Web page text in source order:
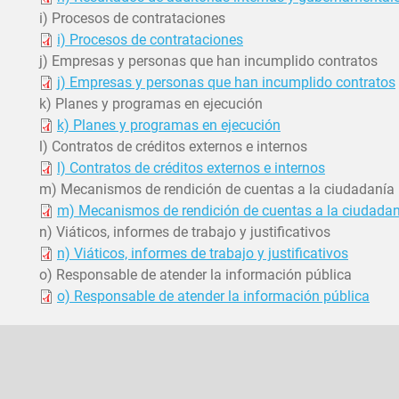
i) Procesos de contrataciones
i) Procesos de contrataciones
j) Empresas y personas que han incumplido contratos
j) Empresas y personas que han incumplido contratos
k) Planes y programas en ejecución
k) Planes y programas en ejecución
l) Contratos de créditos externos e internos
l) Contratos de créditos externos e internos
m) Mecanismos de rendición de cuentas a la ciudadanía
m) Mecanismos de rendición de cuentas a la
n) Viáticos, informes de trabajo y justificativos
n) Viáticos, informes de trabajo y justificativos
o) Responsable de atender la información pública
o) Responsable de atender la información pública